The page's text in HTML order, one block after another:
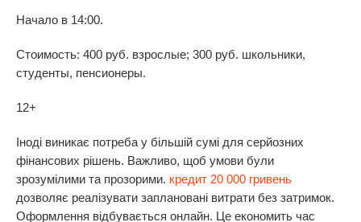
Начало в 14:00.
Стоимость: 400 руб. взрослые; 300 руб. школьники,
студенты, пенсионеры.
12+
Іноді виникає потреба у більшій сумі для серйозних
фінансових рішень. Важливо, щоб умови були
зрозумілими та прозорими. кредит 20 000 гривень
дозволяє реалізувати заплановані витрати без затримок.
Оформлення відбувається онлайн. Це економить час